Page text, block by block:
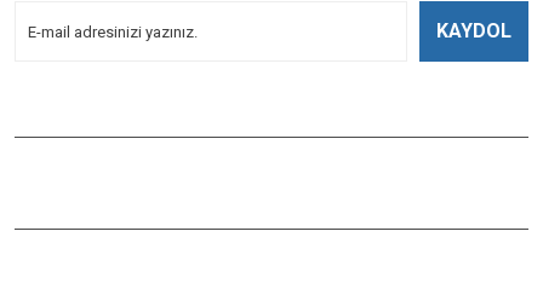
KAYDOL